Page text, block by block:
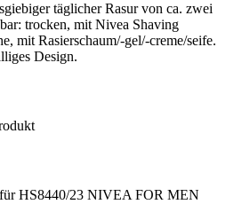
täglicher Rasur von ca. zwei
trocken, mit Nivea Shaving
mit Rasierschaum/-gel/-creme/seife.
Design.
HS8440/23 NIVEA FOR MEN